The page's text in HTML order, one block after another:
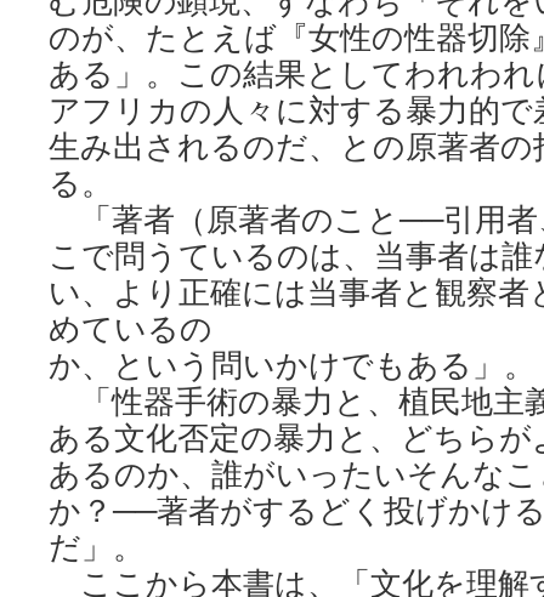
のが、たとえば『女性の性器切
ある」。この結果としてわれわ
アフリカの人々に対する暴力的
生み出されるのだ、との原著者
る。
「著者（原著者のこと──引用者
こで問うているのは、当事者は
い、より正確には当事者と観察
めているの
か、という問いかけでもある」。
「性器手術の暴力と、植民地主
ある文化否定の暴力と、どちら
あるのか、誰がいったいそんな
か？──著者がするどく投げかけ
だ」。
ここから本書は、「文化を理解